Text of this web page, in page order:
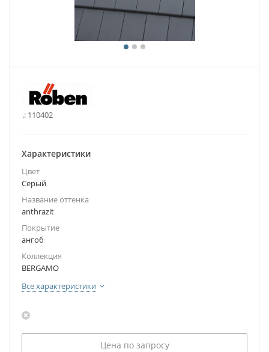
.: 110402
Характеристики
Цвет
Серый
Название оттенка
anthrazit
Покрытие
ангоб
Коллекция
BERGAMO
Все характеристики
Цена по запросу